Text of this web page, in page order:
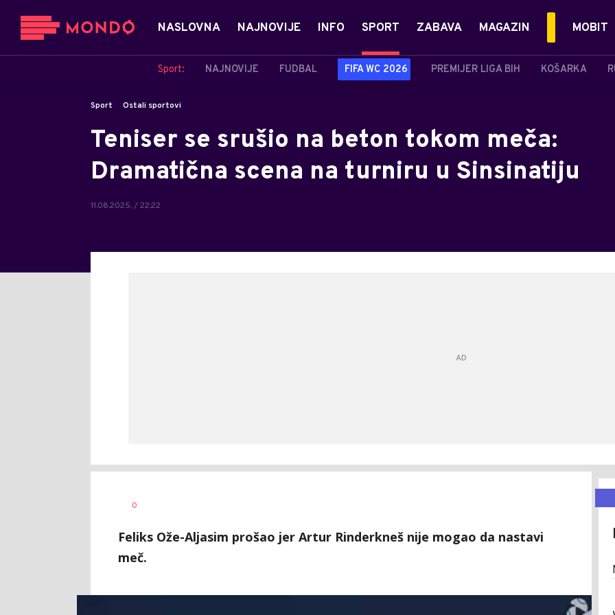
NASLOVNA NAJNOVIJE INFO SPORT
Sport: NAJNOVIJE FUDBAL FIFA WC 2026 PREMIJER LIGA BIH KOŠARKA
ZABAVA MAGAZIN MOBIT
Sport Ostali sportovi
Teniser se srušio na beton tokom meča:
Dramatična scena na turniru u Sinsinatiju
11.08.2025. / 22:22
AUTOR
0
Feliks Ože-Aljasim prošao jer Artur Rinderkneš nije mogao da nastavi
meč.